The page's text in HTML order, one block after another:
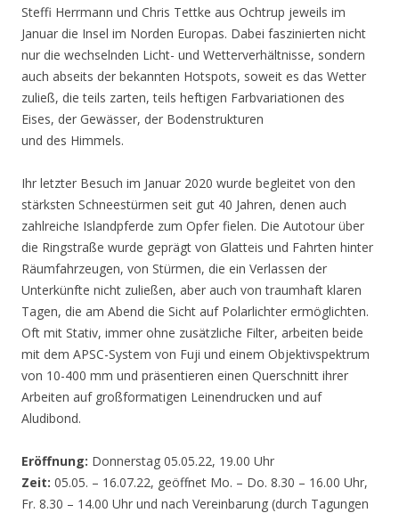
Steffi Herrmann und Chris Tettke aus Ochtrup jeweils im
Januar die Insel im Norden Europas. Dabei faszinierten nicht
nur die wechselnden Licht- und Wetterverhältnisse, sondern
auch abseits der bekannten Hotspots, soweit es das Wetter
zuließ, die teils zarten, teils heftigen Farbvariationen des
Eises, der Gewässer, der Bodenstrukturen
und des Himmels.
Ihr letzter Besuch im Januar 2020 wurde begleitet von den
stärksten Schneestürmen seit gut 40 Jahren, denen auch
zahlreiche Islandpferde zum Opfer fielen. Die Autotour über
die Ringstraße wurde geprägt von Glatteis und Fahrten hinter
Räumfahrzeugen, von Stürmen, die ein Verlassen der
Unterkünfte nicht zuließen, aber auch von traumhaft klaren
Tagen, die am Abend die Sicht auf Polarlichter ermöglichten.
Oft mit Stativ, immer ohne zusätzliche Filter, arbeiten beide
mit dem APSC-System von Fuji und einem Objektivspektrum
von 10-400 mm und präsentieren einen Querschnitt ihrer
Arbeiten auf großformatigen Leinendrucken und auf
Aludibond.
Eröffnung: Donnerstag 05.05.22, 19.00 Uhr
Zeit: 05.05. – 16.07.22, geöffnet Mo. – Do. 8.30 – 16.00 Uhr,
Fr. 8.30 – 14.00 Uhr und nach Vereinbarung (durch Tagungen